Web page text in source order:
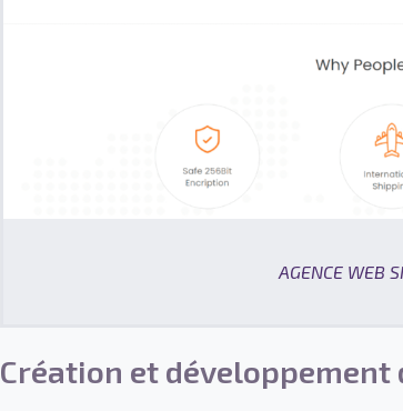
AGENCE WEB
Création et développement